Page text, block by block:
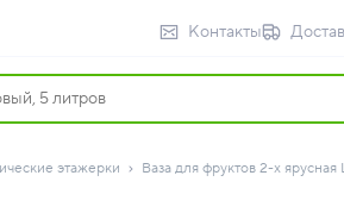
Контакты
этажерки Ваза для фруктов 2-х